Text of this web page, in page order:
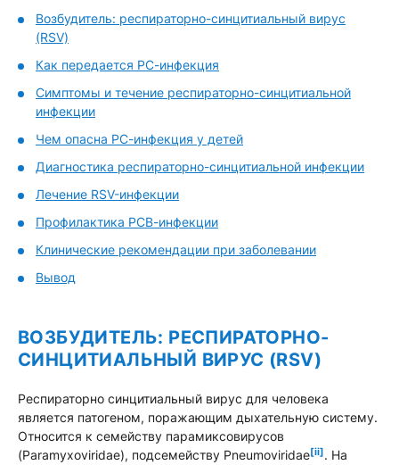
Возбудитель: респираторно-синцитиальный вирус
(RSV)
Как передается РС-инфекция
Симптомы и течение респираторно-синцитиальной
инфекции
Чем опасна РС-инфекция у детей
Диагностика респираторно-синцитиальной инфекции
Лечение RSV-инфекции
Профилактика РСВ-инфекции
Клинические рекомендации при заболевании
Вывод
ВОЗБУДИТЕЛЬ: РЕСПИРАТОРНО-
СИНЦИТИАЛЬНЫЙ ВИРУС (RSV)
Респираторно синцитиальный вирус для человека
является патогеном, поражающим дыхательную систему.
Относится к семейству парамиксовирусов
(Paramyxoviridae), подсемейству Pneumoviridae[ii]. На